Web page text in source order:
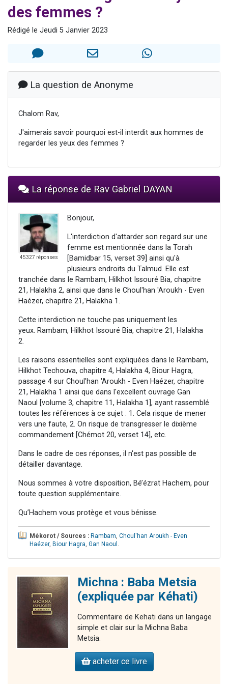
Ariel vient de donner son Maasser
6 personnes viennent de faire un don pour 5 enfants déjà orphelins risquent de perdre leur maman
3 personnes viennent de nous rejoindre sur WhatsApp
des femmes ?
Rédigé le Jeudi 5 Janvier 2023
La question de Anonyme
Chalom Rav,
J'aimerais savoir pourquoi est-il interdit aux hommes de
regarder les yeux des femmes ?
La réponse de Rav Gabriel DAYAN
45327 réponses
Bonjour,
L'interdiction d'attarder son regard sur une
femme est mentionnée dans la Torah
[Bamidbar 15, verset 39] ainsi qu'à
plusieurs endroits du Talmud. Elle est
tranchée dans le Rambam, Hilkhot Issouré Bia, chapitre
21, Halakha 2, ainsi que dans le Choul'han 'Aroukh - Even
Haézer, chapitre 21, Halakha 1.
Cette interdiction ne touche pas uniquement les
yeux. Rambam, Hilkhot Issouré Bia, chapitre 21, Halakha
2.
Les raisons essentielles sont expliquées dans le Rambam,
Hilkhot Techouva, chapitre 4, Halakha 4, Biour Hagra,
passage 4 sur Choul'han 'Aroukh - Even Haézer, chapitre
21, Halakha 1 ainsi que dans l'excellent ouvrage Gan
Naoul [volume 3, chapitre 11, Halakha 1], ayant rassemblé
toutes les références à ce sujet : 1. Cela risque de mener
vers une faute, 2. On risque de transgresser le dixième
commandement [Chémot 20, verset 14], etc.
Dans le cadre de ces réponses, il n'est pas possible de
détailler davantage.
Nous sommes à votre disposition, Bé’ézrat Hachem, pour
toute question supplémentaire.
Qu’Hachem vous protège et vous bénisse.
Mékorot / Sources : Rambam, Choul'han Aroukh - Even
Haézer, Biour Hagra, Gan Naoul .
Michna : Baba Metsia
(expliquée par Kéhati)
Commentaire de Kehati dans un langage
simple et clair sur la Michna Baba
Metsia.
acheter ce livre